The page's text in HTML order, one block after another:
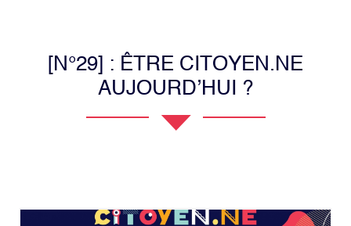
[N°29] : ÊTRE CITOYEN.NE
AUJOURD’HUI ?